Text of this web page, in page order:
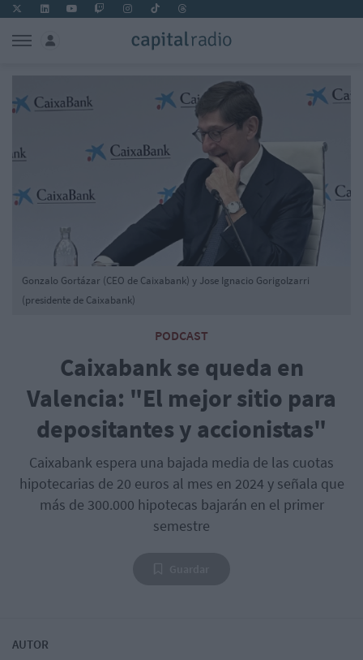
PODCAST
Caixabank se queda en
Valencia: "El mejor sitio para
depositantes y accionistas"
Caixabank espera una bajada media de las cuotas
hipotecarias de 20 euros al mes en 2024 y señala que
más de 300.000 hipotecas bajarán en el primer
semestre
Gonzalo Gortázar (CEO de Caixabank) y Jose Ignacio Gorigolzarri
(presidente de Caixabank)
AUTOR